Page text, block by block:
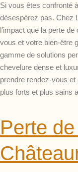
Si vous êtes confronté
désespérez pas. Chez
l’impact que la perte
vous et votre bien-être
gamme de solutions
chevelure dense et
prendre rendez-vous
plus forts et plus sains
Perte